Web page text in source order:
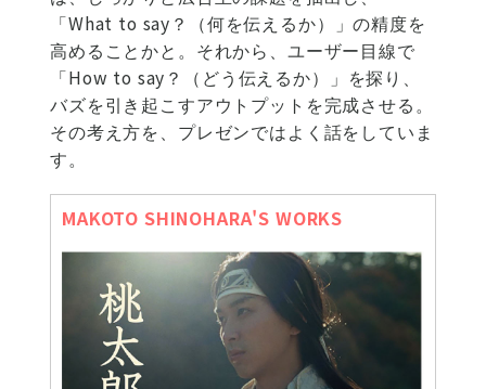
「What to say？（何を伝えるか）」の精度を
高めることかと。それから、ユーザー目線で
「How to say？（どう伝えるか）」を探り、
バズを引き起こすアウトプットを完成させる。
その考え方を、プレゼンではよく話をしていま
す。
MAKOTO SHINOHARA'S WORKS